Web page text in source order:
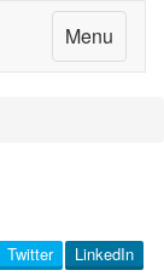
Menu
LinkedIn
Twitter